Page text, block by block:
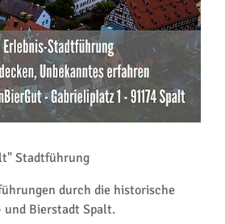
Stadtführung
durch die historische
Bierstadt Spalt.